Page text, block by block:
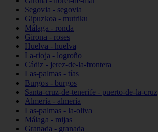
Segovia - segovia
Gipuzkoa - mutriku
Málaga - ronda
Girona - roses
Huelva - huelva
La-rioja - logroño
Cádiz - jerez-de-la-frontera
Las-palmas - tías
Burgos - burgos
Santa-cruz-de-tenerife - puerto-de-la-cruz
Almería - almería
Las-palmas - la-oliva
Málaga - mijas
Granada - granada